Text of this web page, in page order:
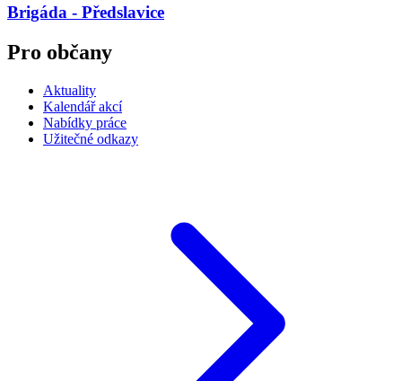
Brigáda - Předslavice
Pro občany
Aktuality
Kalendář akcí
Nabídky práce
Užitečné odkazy